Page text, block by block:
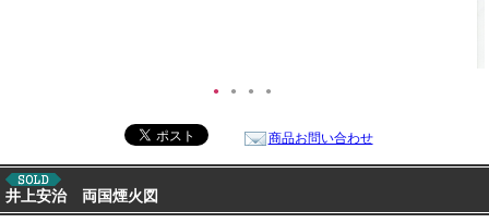
● ● ● ●
商品お問い合わせ
井上安治 両国煙火図